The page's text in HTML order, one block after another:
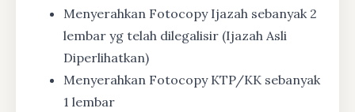
Menyerahkan Fotocopy Ijazah sebanyak 2
lembar yg telah dilegalisir (Ijazah Asli
Diperlihatkan)
Menyerahkan Fotocopy KTP/KK sebanyak
1 lembar